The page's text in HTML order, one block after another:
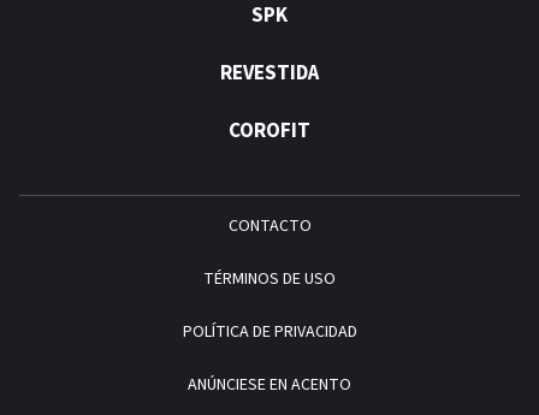
SPK
REVESTIDA
COROFIT
CONTACTO
TÉRMINOS DE USO
POLÍTICA DE PRIVACIDAD
ANÚNCIESE EN ACENTO